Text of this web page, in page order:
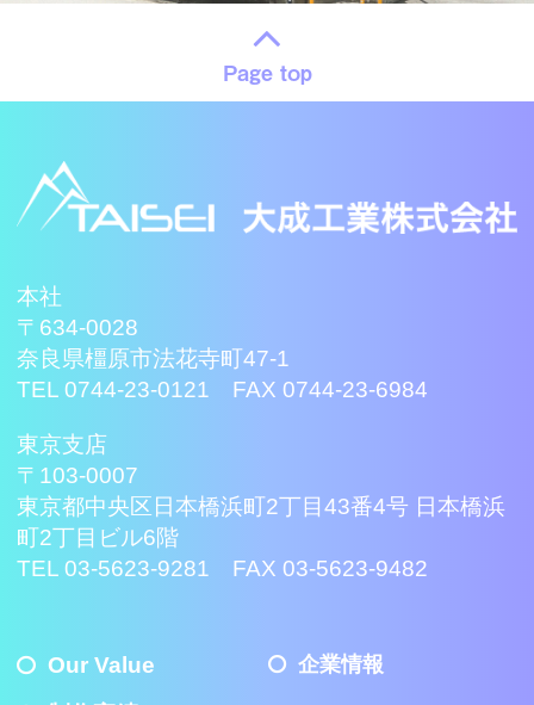
Page top
本社
〒634-0028
奈良県橿原市法花寺町47-1
TEL 0744-23-0121 FAX 0744-23-6984
東京支店
〒103-0007
東京都中央区日本橋浜町2丁目43番4号 日本橋浜
町2丁目ビル6階
TEL 03-5623-9281 FAX 03-5623-9482
Our Value
企業情報